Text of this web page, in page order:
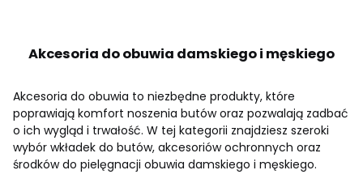
Akcesoria do obuwia damskiego i męskiego
Akcesoria do obuwia to niezbędne produkty, które
poprawiają komfort noszenia butów oraz pozwalają zadbać
o ich wygląd i trwałość. W tej kategorii znajdziesz szeroki
wybór wkładek do butów, akcesoriów ochronnych oraz
środków do pielęgnacji obuwia damskiego i męskiego.